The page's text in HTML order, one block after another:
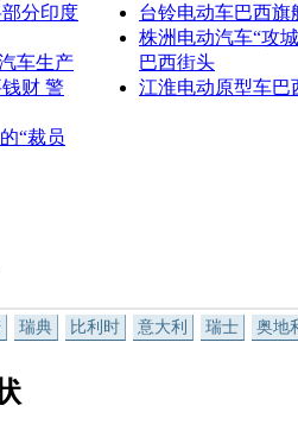
分印度
车生产
财 警
“裁员
台铃电动车巴西旗
株洲电动汽车“攻
巴西街头
江淮电动原型车巴
瑞典 比利时 意大利 瑞士 奥地